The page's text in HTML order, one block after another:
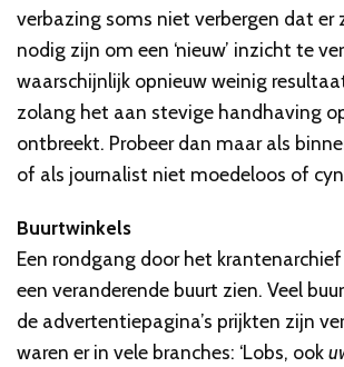
verbazing soms niet verbergen dat er
nodig zijn om een ‘nieuw’ inzicht te
waarschijnlijk opnieuw weinig
zolang het aan stevige handhaving
ontbreekt. Probeer dan maar als
of als journalist niet moedeloos of
Buurtwinkels
Een rondgang door het
een veranderende buurt zien. Veel
de advertentiepagina’s prijkten zijn
waren er in vele branches: ‘Lobs, ook